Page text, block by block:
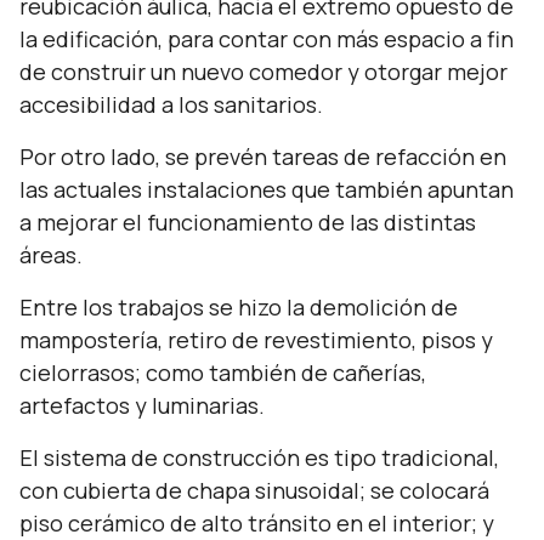
reubicación áulica, hacia el extremo opuesto de
la edificación, para contar con más espacio a fin
de construir un nuevo comedor y otorgar mejor
accesibilidad a los sanitarios.
Por otro lado, se prevén tareas de refacción en
las actuales instalaciones que también apuntan
a mejorar el funcionamiento de las distintas
áreas.
Entre los trabajos se hizo la demolición de
mampostería, retiro de revestimiento, pisos y
cielorrasos; como también de cañerías,
artefactos y luminarias.
El sistema de construcción es tipo tradicional,
con cubierta de chapa sinusoidal; se colocará
piso cerámico de alto tránsito en el interior; y